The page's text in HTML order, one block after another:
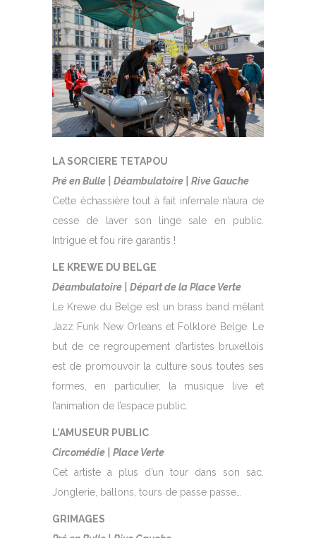
LA SORCIERE TETAPOU
Pré en Bulle | Déambulatoire | Rive Gauche
Cette échassière tout à fait infernale n’aura de
cesse de laver son linge sale en public.
Intrigue et fou rire garantis !
LE KREWE DU BELGE
Déambulatoire | Départ de la Place Verte
Le Krewe du Belge est un brass band mêlant
Jazz Funk New Orleans et Folklore Belge. Le
but de ce regroupement d’artistes bruxellois
est de promouvoir la culture sous toutes ses
formes, en particulier, la musique live et
l’animation de l’espace public.
L’AMUSEUR PUBLIC
Circomédie | Place Verte
Cet artiste a plus d’un tour dans son sac.
Jonglerie, ballons, tours de passe passe…
GRIMAGES